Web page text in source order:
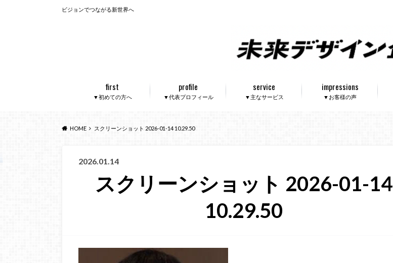
ビジョンでつながる新世界へ
▼初めての方へ
first
▼代表プロフィール
profile
▼主なサービス
service
▼お客様の声
impressions
HOME スクリーンショット 2026-01-14 10.29.50
2026.01.14
スクリーンショット 2026-01-14
10.29.50